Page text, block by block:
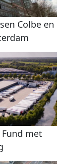
Colbe en
met